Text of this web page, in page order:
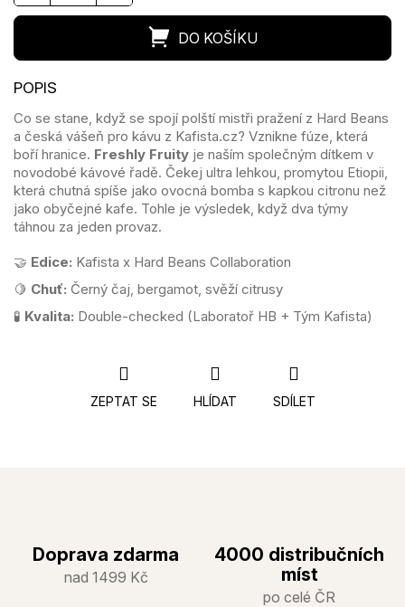
Co se stane, když se spojí polští mistři pražení z Hard Beans
a česká vášeň pro kávu z Kafista.cz? Vznikne fúze, která
boří hranice. Freshly Fruity je naším společným dítkem v
novodobé kávové řadě. Čekej ultra lehkou, promytou Etiopii,
která chutná spíše jako ovocná bomba s kapkou citronu než
jako obyčejné kafe. Tohle je výsledek, když dva týmy
táhnou za jeden provaz.
🤝 Edice: Kafista x Hard Beans Collaboration
🍋 Chuť: Černý čaj, bergamot, svěží citrusy
🧪 Kvalita: Double-checked (Laboratoř HB + Tým Kafista)
ZEPTAT SE HLÍDAT SDÍLET
Doprava zdarma
nad 1499 Kč
4000 distribučních
míst
po celé ČR